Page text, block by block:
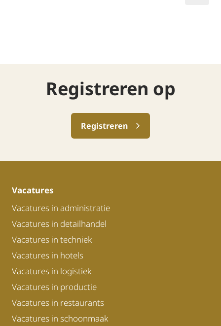
Registreren op
Registreren
Vacatures
Vacatures in administratie
Vacatures in detailhandel
Vacatures in techniek
Vacatures in hotels
Vacatures in logistiek
Vacatures in productie
Vacatures in restaurants
Vacatures in schoonmaak